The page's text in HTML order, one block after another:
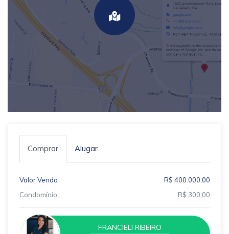
Comprar Alugar
Valor Venda
R$ 400.000,00
Condomínio
R$ 300,00
FRANCIELI RIBEIRO